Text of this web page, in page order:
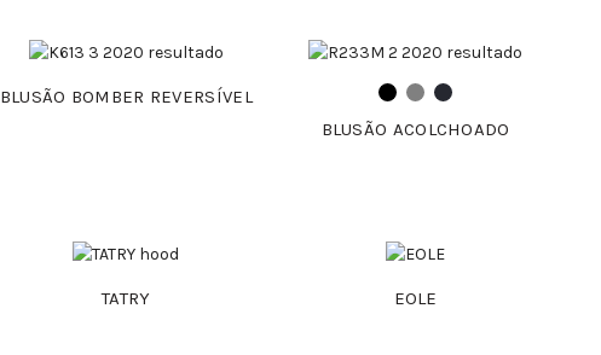
BLUSÃO BOMBER REVERSÍVEL
BLUSÃO ACOLCHOADO
TATRY EOLE